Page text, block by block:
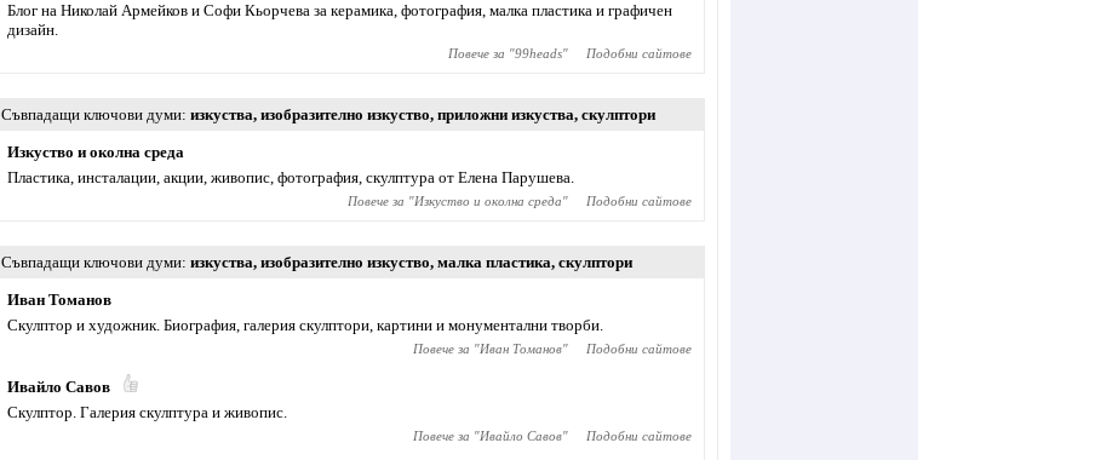
Блог на Николай Армейков и Софи Кьорчева за керамика, фотография, малка пластика и графичен
дизайн.
Повече за "99heads" Подобни сайтове
Съвпадащи ключови думи изкуства, изобразително изкуство, приложни изкуства, скулптори
Изкуство и околна среда
Пластика, инсталации, акции, живопис, фотография, скулптура от Елена Парушева.
Повече за "Изкуство и околна среда" Подобни сайтове
Съвпадащи ключови думи изкуства, изобразително изкуство, малка пластика, скулптори
Иван Томанов
Скулптор и художник. Биография, галерия скулптори, картини и монументални творби.
Повече за "Иван Томанов" Подобни сайтове
Ивайло Савов
Скулптор. Галерия скулптура и живопис.
Повече за "Ивайло Савов" Подобни сайтове